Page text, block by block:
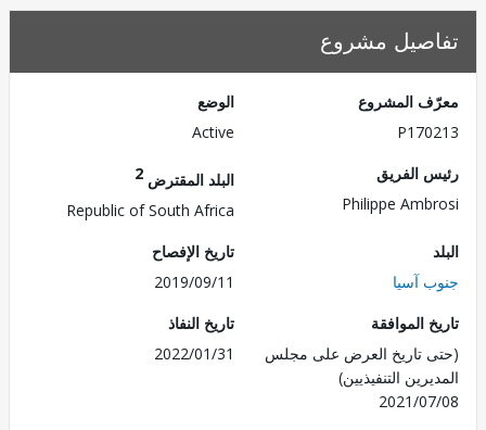
مشروع
المشروع
الفريق
Philippe
البلد المقترض
Republic of South Africa
آسيا
تاريخ الإفصاح
2019/09/11
الموافقة
تاريخ العرض على مجلس
التنفيذيين)
2021/
تاريخ النفاذ
2022/01/31